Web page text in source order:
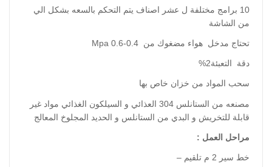
10 برامج مختلفة ل عشر اصناف يتم التحكم بالسعه بشكل الي
من الشاشة
تحتاج مدخل هواء مضغوك من 0.4-0.6 Mpa
دقة التعبئة2%
سحب المواد من خزان خاص بها
مصنعه من الستانلس 304 العذائي و السيلكون الغذائي مواد غير
قابلة للتخريش و البدي من الستانلس و الحديد المجلوخ المعالج
مراحل العمل :
خط سير 2 م تلقيم –